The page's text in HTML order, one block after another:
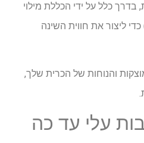
כלל על ידי הכללת מילוי
ליצור את חווית השינה
והנוחות של הכרית שלך,